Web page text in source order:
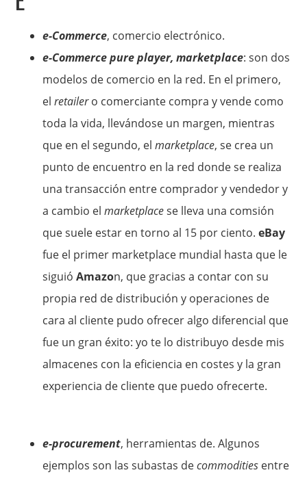
e-Commerce, comercio electrónico.
e-Commerce pure player, marketplace: son dos
modelos de comercio en la red. En el primero,
elretailero comerciante compra y vende como
toda la vida, llevándose un margen, mientras
que en el segundo, elmarketplace, se crea un
punto de encuentro en la red donde se realiza
una transacción entre comprador y vendedor y
a cambio elmarketplacese lleva una comsión
que suele estar en torno al 15 por ciento.eBay
fue el primer marketplace mundial hasta que le
siguióAmazon, que gracias a contar con su
propia red de distribución y operaciones de
cara al cliente pudo ofrecer algo diferencial que
fue un gran éxito: yo te lo distribuyo desde mis
almacenes con la eficiencia en costes y la gran
experiencia de cliente que puedo ofrecerte.
e-procurement, herramientas de. Algunos
ejemplos son las subastas decommodities entre